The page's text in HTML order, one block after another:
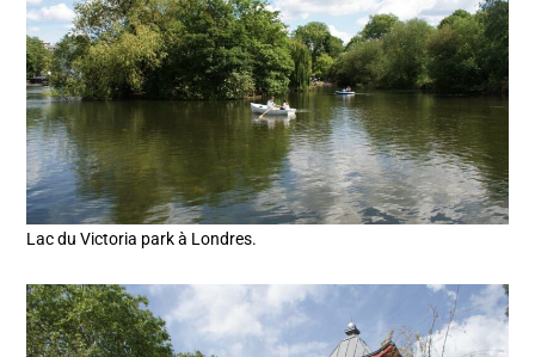
Lac du Victoria park à Londres.